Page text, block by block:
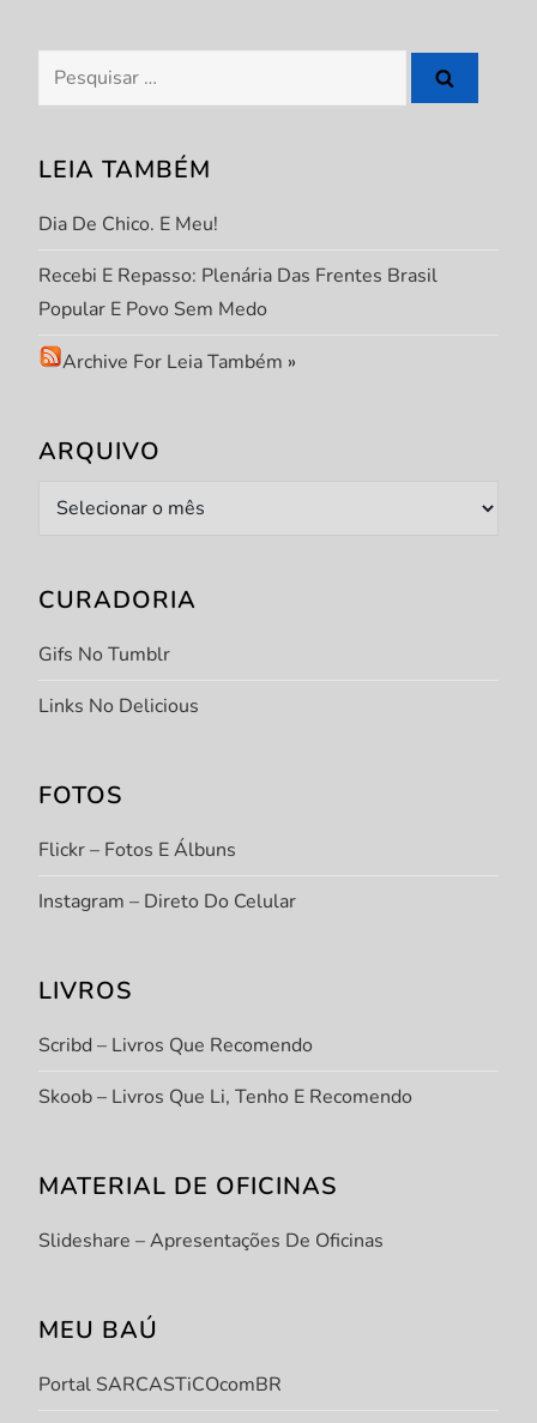
s
Pesquisar
por:
LEIA TAMBÉM
Dia De Chico. E Meu!
Recebi E Repasso: Plenária Das Frentes Brasil
Popular E Povo Sem Medo
Archive For Leia Também »
ARQUIVO
Arquivo
CURADORIA
Gifs No Tumblr
Links No Delicious
FOTOS
Flickr – Fotos E Álbuns
Instagram – Direto Do Celular
LIVROS
Scribd – Livros Que Recomendo
Skoob – Livros Que Li, Tenho E Recomendo
MATERIAL DE OFICINAS
Slideshare – Apresentações De Oficinas
MEU BAÚ
Portal SARCASTiCOcomBR